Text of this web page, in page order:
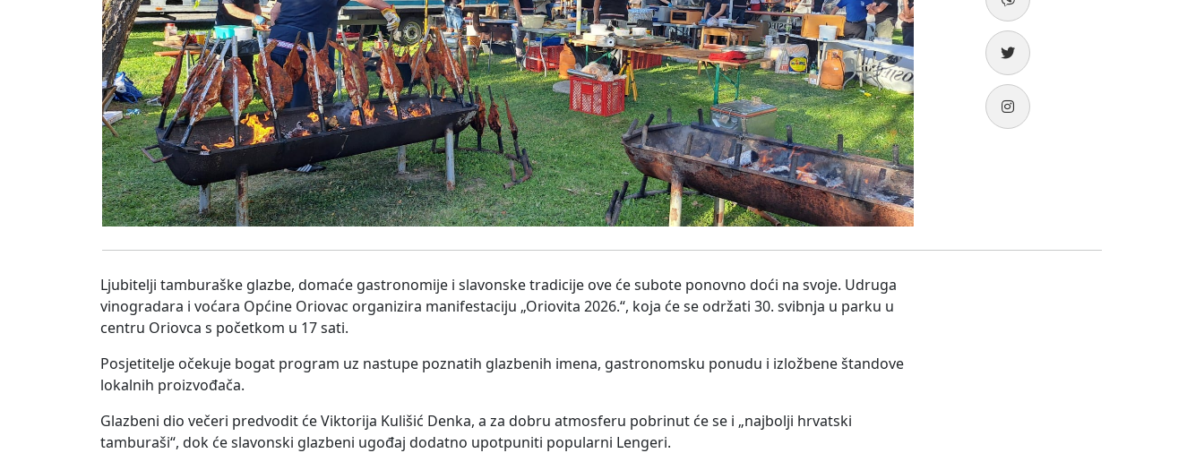
Ljubitelji tamburaške glazbe, domaće gastronomije i slavonske tradicije ove će subote ponovno doći na svoje. Udruga
vinogradara i voćara Općine Oriovac organizira manifestaciju „Oriovita 2026.“, koja će se održati 30. svibnja u parku u
centru Oriovca s početkom u 17 sati.
Posjetitelje očekuje bogat program uz nastupe poznatih glazbenih imena, gastronomsku ponudu i izložbene štandove
lokalnih proizvođača.
Glazbeni dio večeri predvodit će Viktorija Kulišić Denka, a za dobru atmosferu pobrinut će se i „najbolji hrvatski
tamburaši“, dok će slavonski glazbeni ugođaj dodatno upotpuniti popularni Lengeri.